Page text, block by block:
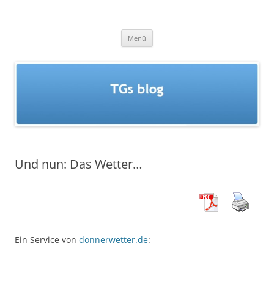
Menü
Und nun: Das Wetter…
Ein Service von donnerwetter.de: